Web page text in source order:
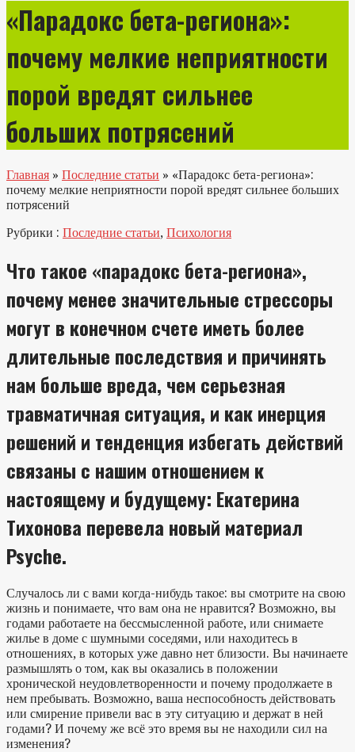
«Парадокс бета-региона»:
почему мелкие неприятности
порой вредят сильнее
больших потрясений
Главная » Последние статьи » «Парадокс бета-региона»:
почему мелкие неприятности порой вредят сильнее больших
потрясений
Рубрики : Последние статьи, Психология
Что такое «парадокс бета-региона»,
почему менее значительные стрессоры
могут в конечном счете иметь более
длительные последствия и причинять
нам больше вреда, чем серьезная
травматичная ситуация, и как инерция
решений и тенденция избегать действий
связаны с нашим отношением к
настоящему и будущему: Екатерина
Тихонова перевела новый материал
Psyche.
Случалось ли с вами когда-нибудь такое: вы смотрите на свою
жизнь и понимаете, что вам она не нравится? Возможно, вы
годами работаете на бессмысленной работе, или снимаете
жилье в доме с шумными соседями, или находитесь в
отношениях, в которых уже давно нет близости. Вы начинаете
размышлять о том, как вы оказались в положении
хронической неудовлетворенности и почему продолжаете в
нем пребывать. Возможно, ваша неспособность действовать
или смирение привели вас в эту ситуацию и держат в ней
годами? И почему же всё это время вы не находили сил на
изменения?